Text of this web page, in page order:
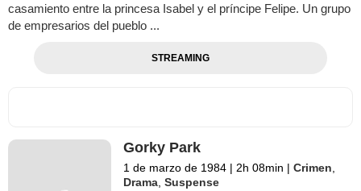
casamiento entre la princesa Isabel y el príncipe Felipe. Un grupo
de empresarios del pueblo ...
STREAMING
Gorky Park
1 de marzo de 1984 | 2h 08min | Crimen,
Drama,Suspense